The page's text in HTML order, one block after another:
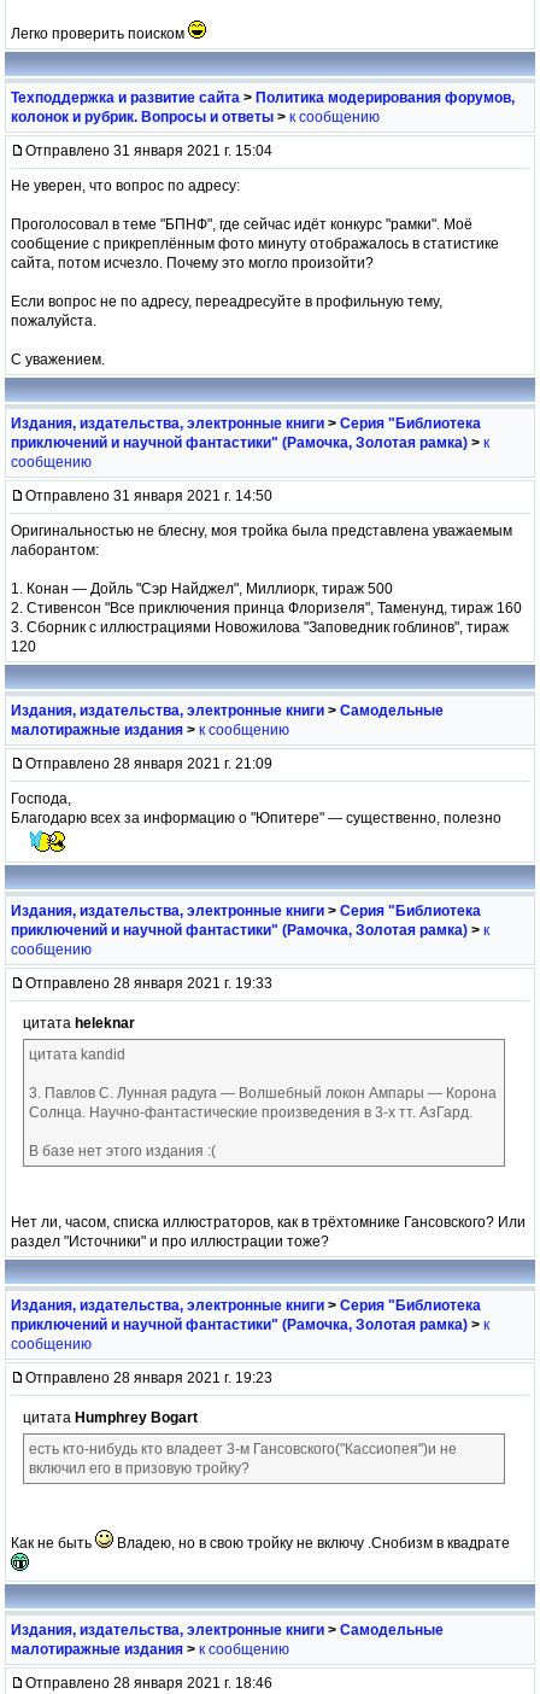
Легко проверить поиском
Техподдержка и развитие сайта > Политика модерирования форумов,
колонок и рубрик. Вопросы и ответы > к сообщению
Отправлено 31 января 2021 г. 15:04
Не уверен, что вопрос по адресу:
Проголосовал в теме "БПНФ", где сейчас идёт конкурс "рамки". Моё
сообщение с прикреплённым фото минуту отображалось в статистике
сайта, потом исчезло. Почему это могло произойти?
Если вопрос не по адресу, переадресуйте в профильную тему,
пожалуйста.
С уважением.
Издания, издательства, электронные книги > Серия "Библиотека
приключений и научной фантастики" (Рамочка, Золотая рамка) > к
сообщению
Отправлено 31 января 2021 г. 14:50
Оригинальностью не блесну, моя тройка была представлена уважаемым
лаборантом:
1. Конан — Дойль "Сэр Найджел", Миллиорк, тираж 500
2. Стивенсон "Все приключения принца Флоризеля", Таменунд, тираж 160
3. Сборник с иллюстрациями Новожилова "Заповедник гоблинов", тираж
120
Издания, издательства, электронные книги > Самодельные
малотиражные издания > к сообщению
Отправлено 28 января 2021 г. 21:09
Господа,
Благодарю всех за информацию о "Юпитере" — существенно, полезно
Издания, издательства, электронные книги > Серия "Библиотека
приключений и научной фантастики" (Рамочка, Золотая рамка) > к
сообщению
Отправлено 28 января 2021 г. 19:33
цитата heleknar
цитата kandid
3. Павлов С. Лунная радуга — Волшебный локон Ампары — Корона
Солнца. Научно-фантастические произведения в 3-х тт. АзГард.
В базе нет этого издания :(
Нет ли, часом, списка иллюстраторов, как в трёхтомнике Гансовского? Или
раздел "Источники" и про иллюстрации тоже?
Издания, издательства, электронные книги > Серия "Библиотека
приключений и научной фантастики" (Рамочка, Золотая рамка) > к
сообщению
Отправлено 28 января 2021 г. 19:23
цитата Humphrey Bogart
есть кто-нибудь кто владеет 3-м Гансовского("Кассиопея")и не
включил его в призовую тройку?
Как не быть Владею, но в свою тройку не включу .Снобизм в квадрате
Издания, издательства, электронные книги > Самодельные
малотиражные издания > к сообщению
Отправлено 28 января 2021 г. 18:46